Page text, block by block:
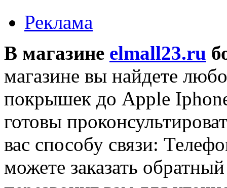
Реклама
В магазине elmall23.ru
магазине вы найдете
покрышек до Apple
готовы
вас способу связи:
можете заказать